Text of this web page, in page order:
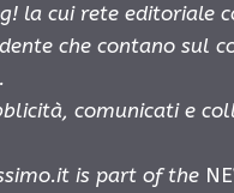
la cui rete editoriale
che contano sul
comunicati e
is part of the